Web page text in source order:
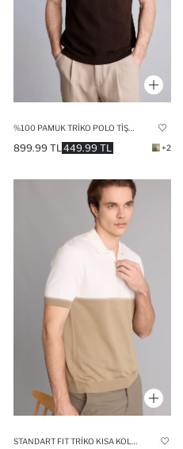
449.99 TL
899.99 TL +2
STANDART FIT TRIKO KISA KOLLU POLO TIŞÖRT